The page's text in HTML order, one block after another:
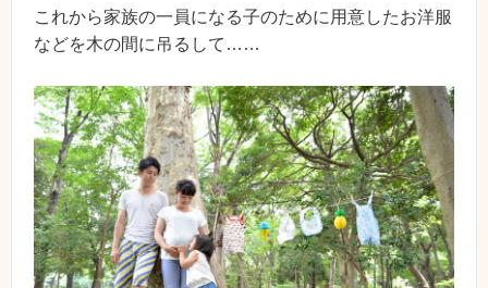
これから家族の一員になる子のために用意したお洋服
などを木の間に吊るして……